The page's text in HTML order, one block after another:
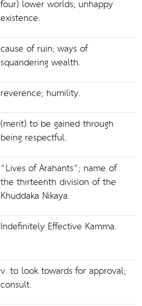
four) lower worlds; unhappy
existence.
cause of ruin; ways of
squandering wealth.
reverence; humility.
(merit) to be gained through
being respectful.
“Lives of Arahants”; name of
the thirteenth division of the
Khuddaka Nikaya.
Indefinitely Effective Kamma.
v. to look towards for approval;
consult.